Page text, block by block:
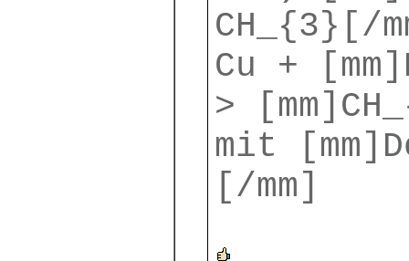
CH_{3}[/
Cu +
>
mit
[/mm]